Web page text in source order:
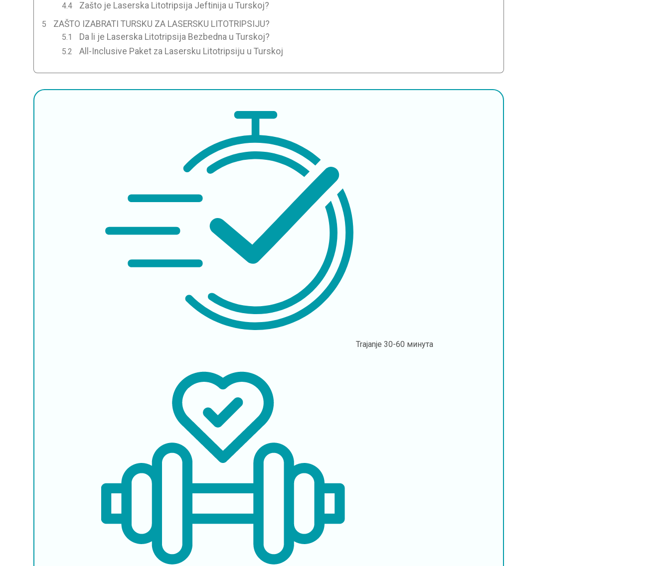
Zašto je Laserska Litotripsija Jeftinija u Turskoj?
ZAŠTO IZABRATI TURSKU ZA LASERSKU LITOTRIPSIJU?
Da li je Laserska Litotripsija Bezbedna u Turskoj?
All-Inclusive Paket za Lasersku Litotripsiju u Turskoj
Trajanje 30-60 минута